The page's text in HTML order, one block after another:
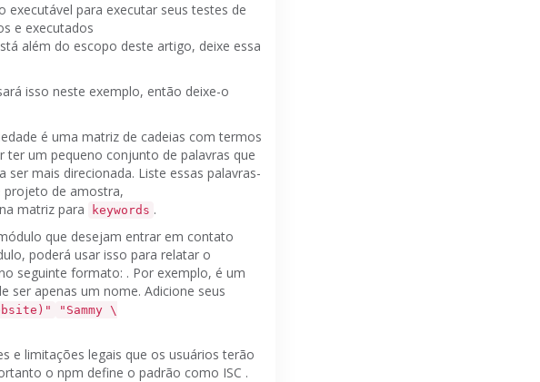
executável para executar seus testes de
e executados
além do escopo deste artigo, deixe essa
isso neste exemplo, então deixe-o
é uma matriz de cadeias com termos
ter um pequeno conjunto de palavras que
ser mais direcionada. Liste essas palavras-
projeto de amostra,
matriz para keywords .
que desejam entrar em contato
poderá usar isso para relatar o
seguinte formato: . Por exemplo, é um
ser apenas um nome. Adicione seus
)"
"Sammy \
e limitações legais que os usuários terão
o npm define o padrão como ISC .